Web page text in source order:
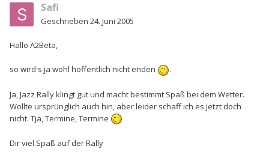
Safi
Geschrieben 24. Juni 2005
Hallo A2Beta,
so wird's ja wohl hoffentlich nicht enden .
Ja, Jazz Rally klingt gut und macht bestimmt Spaß bei dem Wetter.
Wollte ursprünglich auch hin, aber leider schaff ich es jetzt doch
nicht. Tja, Termine, Termine
Dir viel Spaß auf der Rally